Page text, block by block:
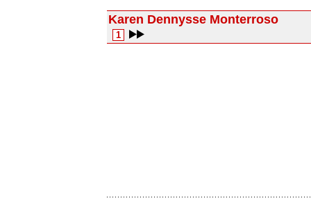
Karen Dennysse Monterroso
1